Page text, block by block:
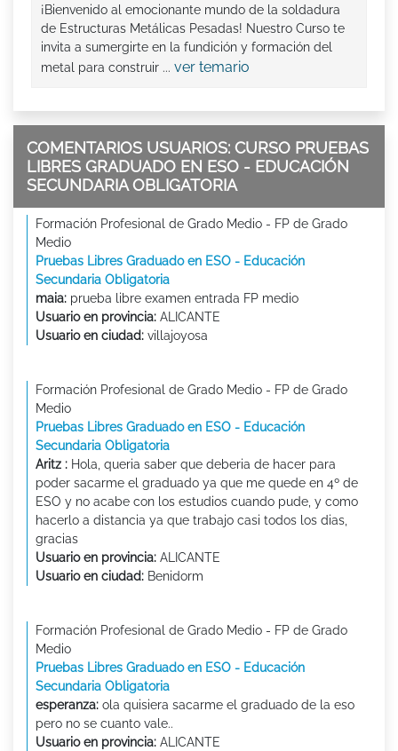
¡Bienvenido al emocionante mundo de la soldadura
de Estructuras Metálicas Pesadas! Nuestro Curso te
invita a sumergirte en la fundición y formación del
metal para construir ... ver temario
COMENTARIOS USUARIOS: CURSO PRUEBAS
LIBRES GRADUADO EN ESO - EDUCACIÓN
SECUNDARIA OBLIGATORIA
Formación Profesional de Grado Medio - FP de Grado
Medio
Pruebas Libres Graduado en ESO - Educación
Secundaria Obligatoria
maia: prueba libre examen entrada FP medio
Usuario en provincia: ALICANTE
Usuario en ciudad: villajoyosa
Formación Profesional de Grado Medio - FP de Grado
Medio
Pruebas Libres Graduado en ESO - Educación
Secundaria Obligatoria
Aritz : Hola, queria saber que deberia de hacer para
poder sacarme el graduado ya que me quede en 4º de
ESO y no acabe con los estudios cuando pude, y como
hacerlo a distancia ya que trabajo casi todos los dias,
gracias
Usuario en provincia: ALICANTE
Usuario en ciudad: Benidorm
Formación Profesional de Grado Medio - FP de Grado
Medio
Pruebas Libres Graduado en ESO - Educación
Secundaria Obligatoria
esperanza: ola quisiera sacarme el graduado de la eso
pero no se cuanto vale..
Usuario en provincia: ALICANTE